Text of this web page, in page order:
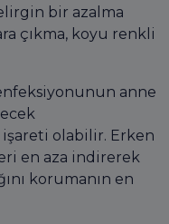
bir azalma
çıkma, koyu renkli
anne
işareti olabilir. Erken
en aza indirerek
korumanın en